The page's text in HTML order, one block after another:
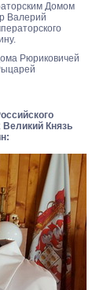
Домом
Валерий
Рюриковичей
Князь